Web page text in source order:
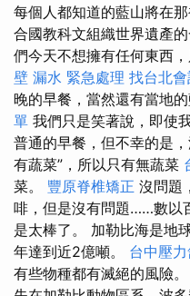
每個人都知道的藍山將在
合國教科文組織世界遺產的
們今天不想擁有任何東西
壁 漏水 緊急處理 找台北
晚的早餐，當然還有當地的
單 我們只是笑著說，即使
普通的早餐，但不幸的是
有蔬菜”，所以只有無蔬菜
菜。 豐原脊椎矯正 沒問題
啡，但是沒有問題……數以
是太棒了。 加勒比海是地
年達到近2億噸。 台中壓
有些物種都有滅絕的風險。